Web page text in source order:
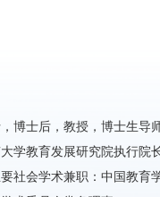
博士后，教授，博士生导
学教育发展研究院执行院
社会学术兼职：中国教育